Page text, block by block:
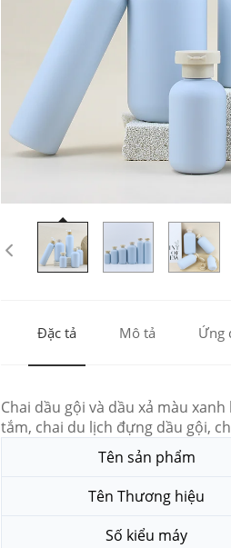
Đặc tả Mô tả Ứng
Chai dầu gội và dầu xả màu
tắm, chai du lịch đựng dầu gội,
Tên sản phẩm
Tên Thương hiệu
Số kiểu máy